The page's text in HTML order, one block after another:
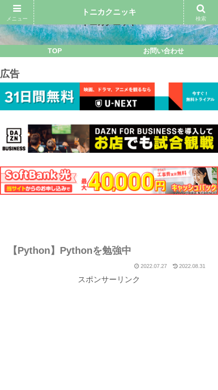
TOP お問い合わせ
広告
【Python】Pythonを勉強中
2022.07.27 2022.08.31
スポンサーリンク
メニュー
トニカクニッキ
検索